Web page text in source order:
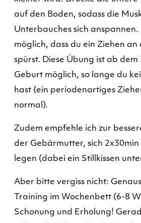
auf den Boden, sodass die
Unterbauches sich anspannen.
möglich, dass du ein Ziehen
spürst. Diese Übung ist ab dem
Geburt möglich, so lange du
hast (ein periodenartiges
normal).
Zudem empfehle ich zur
der Gebärmutter, sich 2x30min
legen (dabei ein Stillkissen
Aber bitte vergiss nicht:
Training im Wochenbett (6-8
Schonung und Erholung!